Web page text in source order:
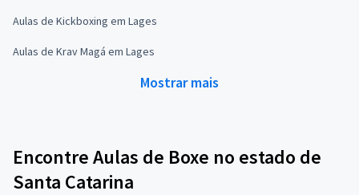
Aulas de Kickboxing em Lages
Aulas de Krav Magá em Lages
Mostrar mais
Encontre Aulas de Boxe no estado de
Santa Catarina